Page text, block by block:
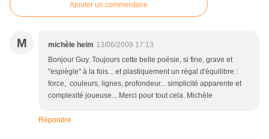
Ajouter un commentaire
M michèle heim 13/06/2009 17:13
Bonjour Guy. Toujours cette belle poésie, si fine, grave et
"espiègle" à la fois... et plastiquement un régal d'équilibre :
force, couleurs, lignes, profondeur... simplicité apparente et
complexité joueuse... Merci pour tout cela. Michèle
Répondre